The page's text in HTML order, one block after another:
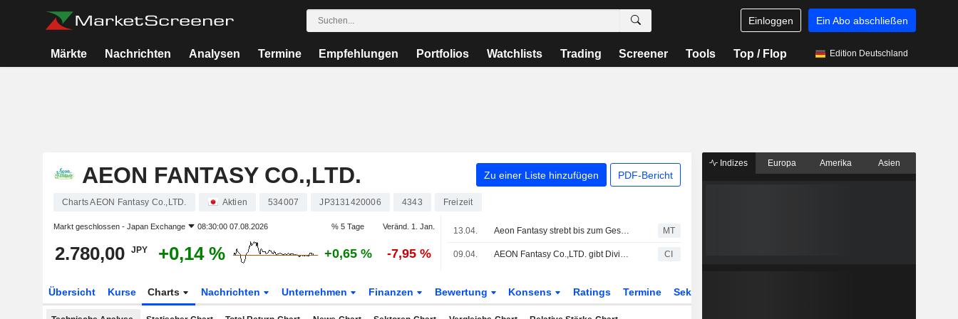
Einloggen Ein Abo abschließen
Märkte Nachrichten Analysen Termine Empfehlungen Portfolios Watchlists Trading Screener Tools Top / Flop Edition Deutschland
AEON FANTASY CO.,LTD. Zu einer Liste hinzufügen PDF-Bericht
Charts AEON Fantasy Co.,LTD. Aktien 534007 JP3131420006 4343 Freizeit
Markt geschlossen - Japan Exchange 08:30:00 07.08.2026 % 5 Tage Veränd. 1. Jan.
2.780,00 JPY +0,14 % +0,65 % -7,95 %
13.04. Aeon Fantasy strebt bis zum Geschäftsjahr 2030 einen Umsatz von 150 Milliarden Yen an MT
09.04. AEON Fantasy Co.,LTD. gibt Dividendenprognose für das am 28. Februar 2027 endende Geschäftsjahr bekannt CI
Übersicht Kurse Charts Nachrichten Unternehmen Finanzen Bewertung Konsens Ratings Termine Sektor
Indizes Europa Amerika Asien